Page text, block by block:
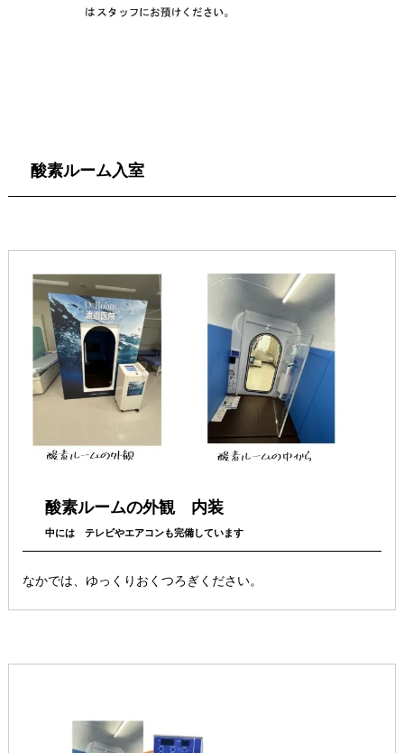
酸素ルーム入室
酸素ルームの外観 内装
中には テレビやエアコンも完備しています
なかでは、ゆっくりおくつろぎください。